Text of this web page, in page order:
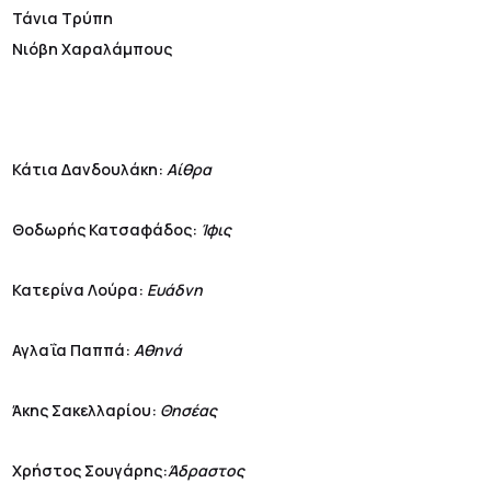
Τάνια Τρύπη
Νιόβη Χαραλάμπους
Κάτια Δανδουλάκη: Αίθρα
Θοδωρής Κατσαφάδος: Ίφις
Κατερίνα Λούρα: Ευάδνη
Αγλαΐα Παππά:Αθηνά
Άκης Σακελλαρίου: Θησέας
Χρήστος Σουγάρης:Άδραστος